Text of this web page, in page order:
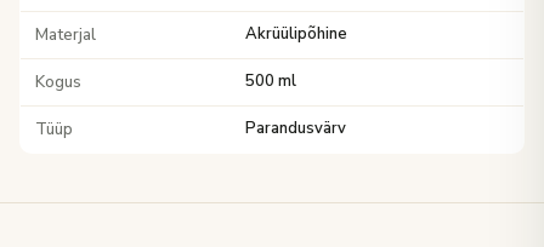
Materjal Akrüülipõhine
Kogus 500 ml
Tüüp Parandusvärv